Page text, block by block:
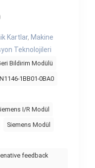
Kartlar, Makine
Teknolojileri
Bildirim Modülü
1BB01-0BA0
I/R Modül
Siemens Modül
feedback